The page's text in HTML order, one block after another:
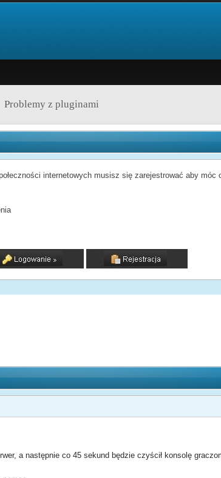
Problemy z pluginami
internetowych musisz się zarejestrować aby
a następnie co 45 sekund będzie czyścił konsolę